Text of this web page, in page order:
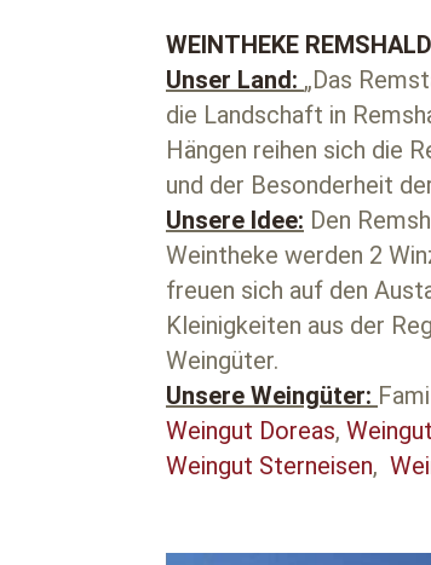
WEINTHEKE
Unser Land: „Das
die Landschaft in
Hängen reihen sich die
und der Besonderheit
Unsere Idee: Den
Weintheke werden 2
freuen sich auf den
Kleinigkeiten aus der
Weingüter.
Unsere Weingüter:
Weingut Doreas,
Weingut Sterneisen,